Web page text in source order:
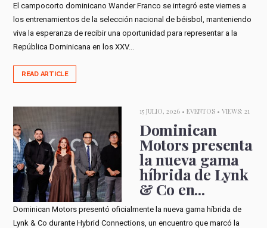
El campocorto dominicano Wander Franco se integró este viernes a
los entrenamientos de la selección nacional de béisbol, manteniendo
viva la esperanza de recibir una oportunidad para representar a la
República Dominicana en los XXV...
READ ARTICLE
15 JULIO, 2026 • EVENTOS• VIEWS: 21
Dominican
Motors presenta
la nueva gama
híbrida de Lynk
& Co en...
Dominican Motors presentó oficialmente la nueva gama híbrida de
Lynk & Co durante Hybrid Connections, un encuentro que marcó la